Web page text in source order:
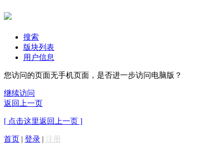
搜索
版块列表
用户信息
您访问的页面无手机页面，是否进一步访问电脑版？
继续访问
返回上一页
[ 点击这里返回上一页 ]
首页 | 登录 | 注册